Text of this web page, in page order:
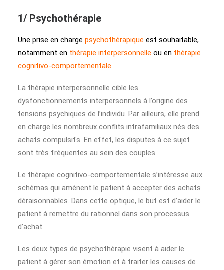
1/ Psychothérapie
Une prise en charge psychothérapique est souhaitable,
notamment en thérapie interpersonnelle ou en thérapie
cognitivo-comportementale.
La thérapie interpersonnelle cible les
dysfonctionnements interpersonnels à l’origine des
tensions psychiques de l’individu. Par ailleurs, elle prend
en charge les nombreux conflits intrafamiliaux nés des
achats compulsifs. En effet, les disputes à ce sujet
sont très fréquentes au sein des couples.
Le thérapie cognitivo-comportementale s’intéresse aux
schémas qui amènent le patient à accepter des achats
déraisonnables. Dans cette optique, le but est d’aider le
patient à remettre du rationnel dans son processus
d’achat.
Les deux types de psychothérapie visent à aider le
patient à gérer son émotion et à traiter les causes de